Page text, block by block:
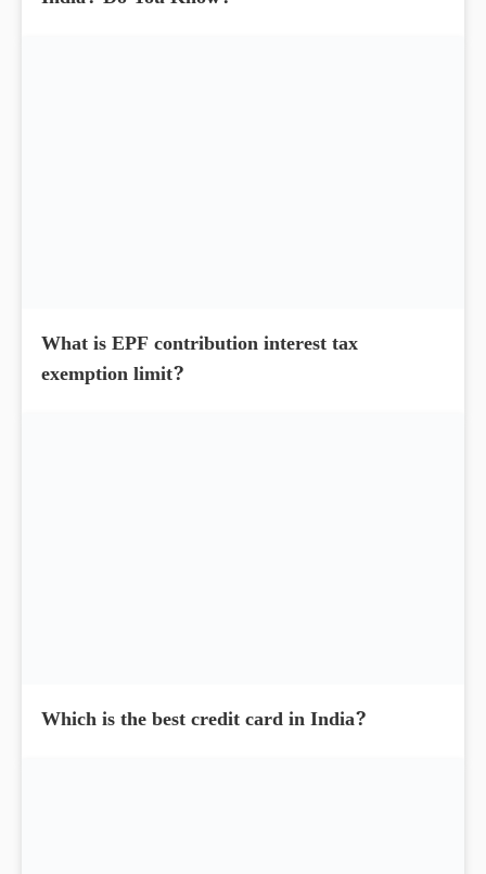
What is EPF contribution interest tax
exemption limit?
Which is the best credit card in India?